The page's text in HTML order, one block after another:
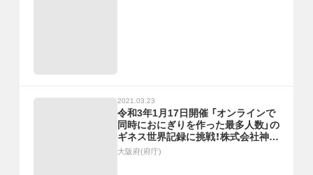
2021.03.23
令和3年1月17日開催 「オンラインで
同時におにぎりを作った最多人数」の
ギネス世界記録に挑戦！株式会社神明
ホールディングス「子どもたちにお米
大阪府(府庁)